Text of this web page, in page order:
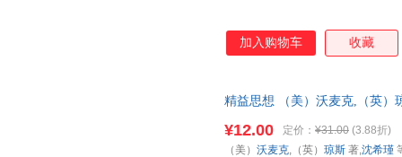
加入购物车 收藏
精益思想 （美）沃麦克,（英）
¥12.00 定价： ¥31.00 (3.88折)
（美） 沃麦克,（英） 琼斯 著,沈希瑾